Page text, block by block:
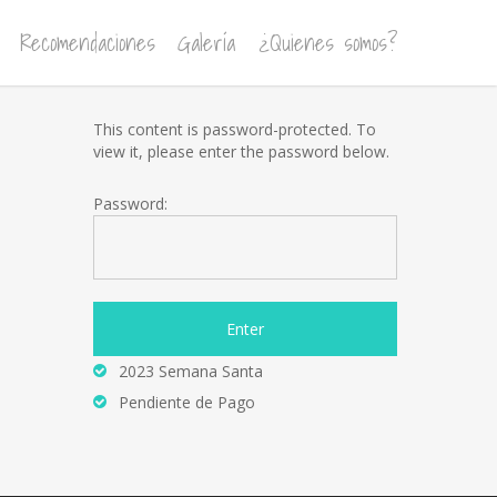
Recomendaciones Galería ¿Quienes somos?
This content is password-protected. To
view it, please enter the password below.
Password:
2023 Semana Santa
Pendiente de Pago